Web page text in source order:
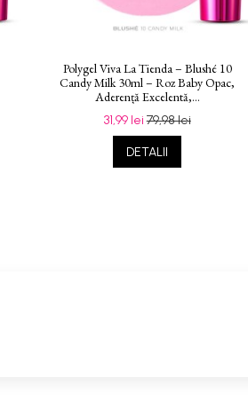
Polygel Viva La Tienda – Blushé 10
Candy Milk 30ml – Roz Baby Opac,
Aderență Excelentă,...
31,99 lei79,98 lei
DETALII